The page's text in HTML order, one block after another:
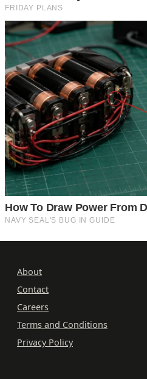
About
Contact
Careers
Terms and Conditions
Privacy Policy